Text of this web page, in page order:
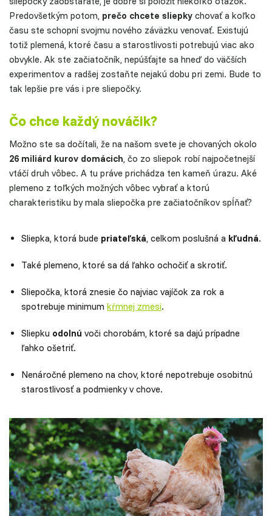
Predovšetkým potom, prečo chcete sliepky chovať a koľko
času ste schopní svojmu nového záväzku venovať. Existujú
totiž plemená, ktoré času a starostlivosti potrebujú viac ako
obvykle. Ak ste začiatočník, nepúšťajte sa hneď do väčších
experimentov a radšej zostaňte nejakú dobu pri zemi. Bude to
tak lepšie pre vás i pre sliepočky.
Čo chce každý nováčik?
Možno ste sa dočítali, že na našom svete je chovaných okolo
26 miliárd kurov domácich, čo zo sliepok robí najpočetnejší
vtáčí druh vôbec. A tu práve prichádza ten kameň úrazu. Aké
plemeno z toľkých možných vôbec vybrať a ktorú
charakteristiku by mala sliepočka pre začiatočníkov spĺňať?
Sliepka, ktorá bude priateľská, celkom poslušná a kľudná.
Také plemeno, ktoré sa dá ľahko ochočiť a skrotiť.
Sliepočka, ktorá znesie čo najviac vajíčok za rok a
spotrebuje minimum kŕmnej zmesi.
Sliepku odolnú voči chorobám, ktoré sa dajú prípadne
ľahko ošetriť.
Nenáročné plemeno na chov, ktoré nepotrebuje osobitnú
starostlivosť a podmienky v chove.